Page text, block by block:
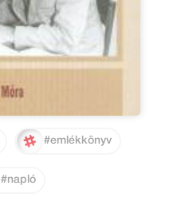
#emlékkönyv
#napló